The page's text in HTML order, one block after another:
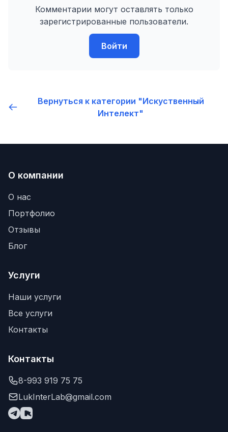
Комментарии могут оставлять только
зарегистрированные пользователи.
Войти
Вернуться к категории "Искуственный
Интелект"
О компании
О нас
Портфолио
Отзывы
Блог
Услуги
Наши услуги
Все услуги
Контакты
Контакты
8-993 919 75 75
LukInterLab@gmail.com